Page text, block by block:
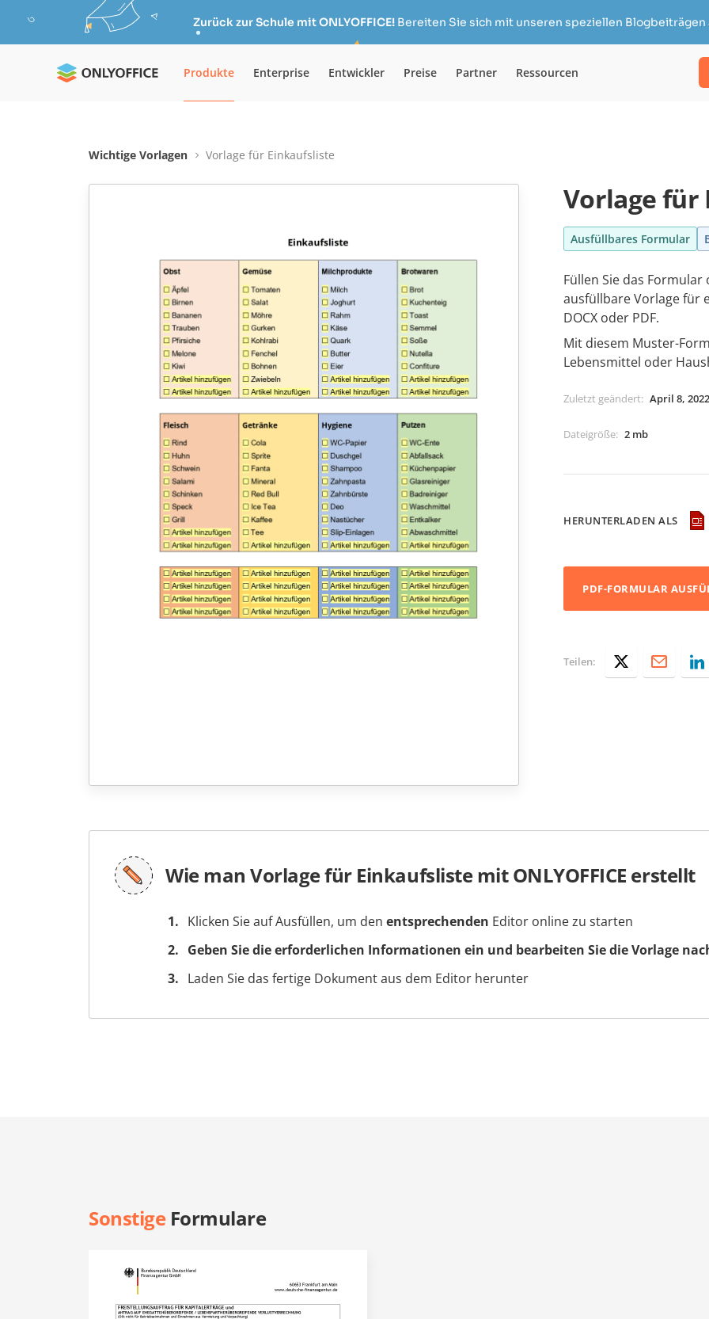
Zurück zur Schule mit ONLYOFFICE!Bereiten Sie sich mit unseren speziellen Blogbeiträgen
Produkte Enterprise Entwickler Preise Partner Ressourcen
Wichtige Vorlagen Vorlage für Einkaufsliste
Vorlage für
Ausfüllbares Formular
Füllen Sie das
ausfüllbare Vorlage für
DOCX oder PDF.
Mit diesem Muster-
Lebensmittel oder
Zuletzt geändert: April 8, 2022
Dateigröße: 2 mb
HERUNTERLADEN ALS
PDF-FORMULAR
Teilen:
Wie man Vorlage für Einkaufsliste mit ONLYOFFICE erstellt
Klicken Sie auf Ausfüllen, um den entsprechenden Editor online zu starten
Geben Sie die erforderlichen Informationen ein und bearbeiten Sie die Vorlage
Laden Sie das fertige Dokument aus dem Editor herunter
SonstigeFormulare